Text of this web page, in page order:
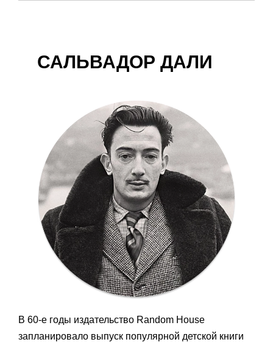
САЛЬВАДОР ДАЛИ
В 60-е годы издательство Random House
запланировало выпуск популярной детской книги